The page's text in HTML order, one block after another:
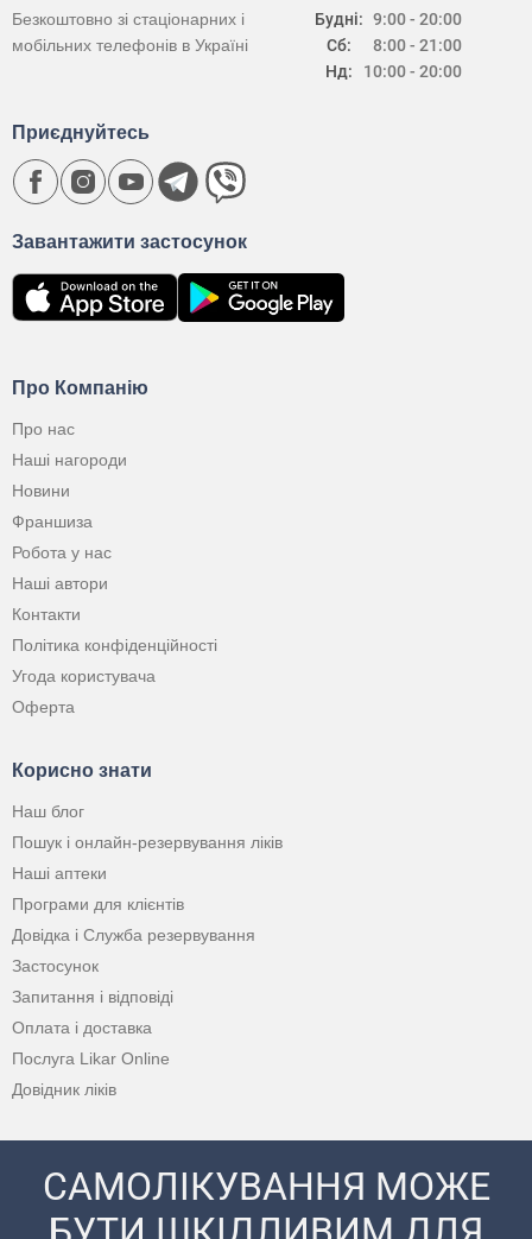
Будні:
Сб:
Нд:
9:00 - 20:00
8:00 - 21:00
10:00 - 20:00
Безкоштовно зі стаціонарних і
мобільних телефонів в Україні
Про Компанію
Про нас
Наші нагороди
Новини
Франшиза
Робота у нас
Наші автори
Контакти
Політика конфіденційності
Угода користувача
Оферта
Корисно знати
Наш блог
Пошук і онлайн-резервування ліків
Наші аптеки
Програми для клієнтів
Довідка і Служба резервування
Застосунок
Запитання і відповіді
Оплата і доставка
Послуга Likar Online
Довідник ліків
Завантажити застосунок
Приєднуйтесь
САМОЛІКУВАННЯ МОЖЕ